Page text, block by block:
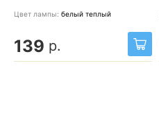
Цвет лампы: белый теплый
139 р.